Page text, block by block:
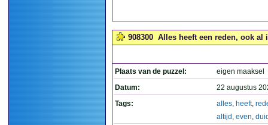
908300 Alles heeft een reden, ook al
Plaats van de puzzel:
eigen maaksel
Datum:
22 augustus
Tags:
alles, heeft,
altijd , even,